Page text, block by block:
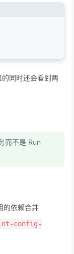
的同时还会看到两
而不是 Run
的依赖合并
config-